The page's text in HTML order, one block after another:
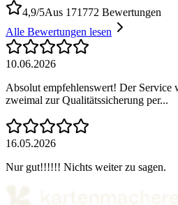
4,9/5Aus 171772 Bewertungen
Alle Bewertungen lesen
10.06.2026
Absolut empfehlenswert! Der Service
zweimal zur Qualitätssicherung per...
16.05.2026
Nur gut!!!!!! Nichts weiter zu sagen.